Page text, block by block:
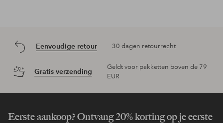
Eenvoudige retour 30 dagen retourrecht
Gratis verzending
Geldt voor pakketten boven de 79
EUR
Eerste aankoop? Ontvang 20% korting op je eerste